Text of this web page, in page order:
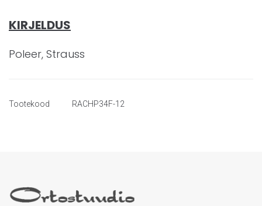
KIRJELDUS
Poleer, Strauss
Tootekood RACHP34F-12